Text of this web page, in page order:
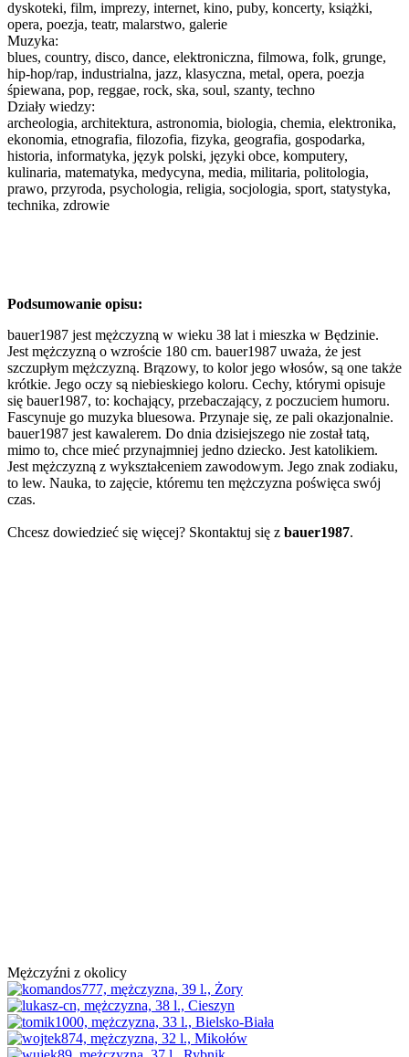
dyskoteki, film, imprezy, internet, kino, puby, koncerty, książki,
opera, poezja, teatr, malarstwo, galerie
Muzyka:
blues, country, disco, dance, elektroniczna, filmowa, folk, grunge,
hip-hop/rap, industrialna, jazz, klasyczna, metal, opera, poezja
śpiewana, pop, reggae, rock, ska, soul, szanty, techno
Działy wiedzy:
archeologia, architektura, astronomia, biologia, chemia, elektronika,
ekonomia, etnografia, filozofia, fizyka, geografia, gospodarka,
historia, informatyka, język polski, języki obce, komputery,
kulinaria, matematyka, medycyna, media, militaria, politologia,
prawo, przyroda, psychologia, religia, socjologia, sport, statystyka,
technika, zdrowie
Podsumowanie opisu:
bauer1987 jest mężczyzną w wieku 38 lat i mieszka w Będzinie.
Jest mężczyzną o wzroście 180 cm. bauer1987 uważa, że jest
szczupłym mężczyzną. Brązowy, to kolor jego włosów, są one także
krótkie. Jego oczy są niebieskiego koloru. Cechy, którymi opisuje
się bauer1987, to: kochający, przebaczający, z poczuciem humoru.
Fascynuje go muzyka bluesowa. Przynaje się, ze pali okazjonalnie.
bauer1987 jest kawalerem. Do dnia dzisiejszego nie został tatą,
mimo to, chce mieć przynajmniej jedno dziecko. Jest katolikiem.
Jest mężczyzną z wykształceniem zawodowym. Jego znak zodiaku,
to lew. Nauka, to zajęcie, któremu ten mężczyzna poświęca swój
czas.
Chcesz dowiedzieć się więcej? Skontaktuj się z bauer1987.
Mężczyźni z okolicy